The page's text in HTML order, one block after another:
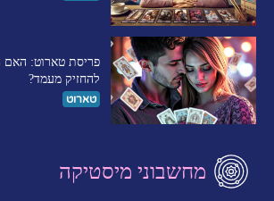
פריסת טארוט: האם
להחזיק מעמד?
טארוט
מחשבוני מיסטיקה